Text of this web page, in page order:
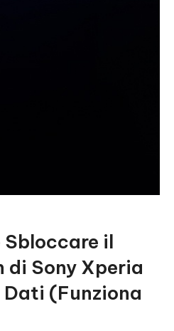
Sbloccare il
di Sony Xperia
Dati (Funziona